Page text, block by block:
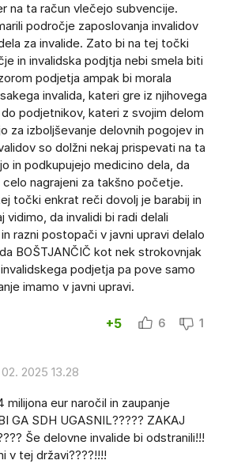
na ta račun vlečejo subvencije.
področje zaposlovanja invalidov
za invalide. Zato bi na tej točki
in invalidska podjtja nebi smela biti
podjetja ampak bi morala
invalida, kateri gre iz njihovega
podjetnikov, kateri z svojim delom
za izboljševanje delovnih pogojev in
so dolžni nekaj prispevati na ta
in podkupujejo medicino dela, da
nagrajeni za takšno početje.
točki enkrat reči dovolj je barabij in
vidimo, da invalidi bi radi delali
razni postopači v javni upravi delalo
BOŠTJANČIČ kot nek strokovnjak
podjetja pa pove samo
imamo v javni upravi.
+5 6 1
02. 2025 13.28
milijona eur naročil in zaupanje
GA SDH UGASNIL????? ZAKAJ
Še delovne invalide bi odstranili!!!
v tej državi????!!!!